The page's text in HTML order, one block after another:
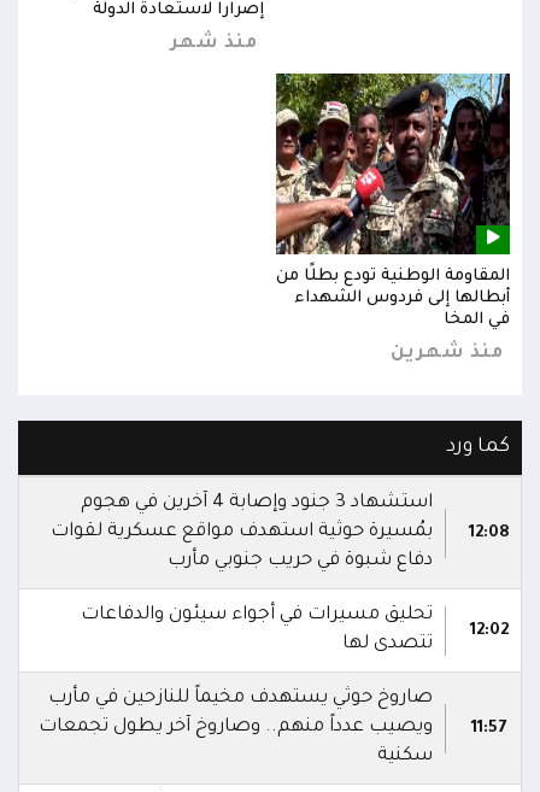
إصرارا لاستعادة الدولة
منذ شهر
المقاومة الوطنية تودع بطلًا من
أبطالها إلى فردوس الشهداء
في المخا
منذ شهرين
كما ورد
12:08
استشهاد 3 جنود وإصابة 4 آخرين في هجوم
بمُسيرة حوثية استهدف مواقع عسكرية لقوات
دفاع شبوة في حريب جنوبي مأرب
12:02
تحليق مسيرات في أجواء سيئون والدفاعات
تتصدى لها
11:57
صاروخ حوثي يستهدف مخيماً للنازحين في مأرب
ويصيب عدداً منهم.. وصاروخ آخر يطول تجمعات
سكنية